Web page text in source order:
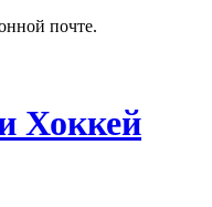
почте.
Хоккей